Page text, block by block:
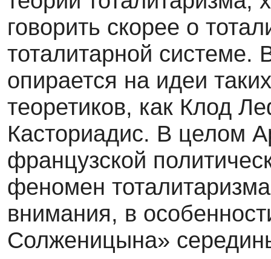
говорить скорее о
тоталитарной системе.
опирается на идеи
теоретиков, как Клод
Касториадис. В целом
французской
феномен
внимания, в
Солженицына»